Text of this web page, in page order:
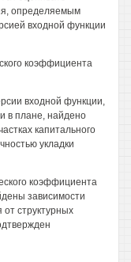
определяемым
входной функции
коэффициента
входной функции,
в плане, найдено
капитального
укладки
коэффициента
зависимости
от структурных